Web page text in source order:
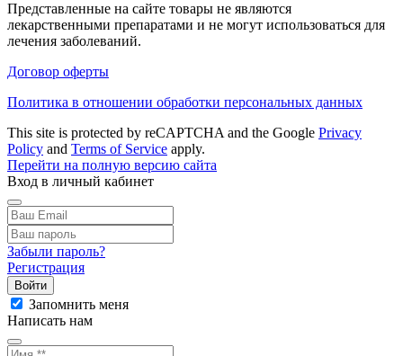
Представленные на сайте товары не являются
лекарственными препаратами и не могут использоваться для
лечения заболеваний.
Договор оферты
Политика в отношении обработки персональных данных
This site is protected by reCAPTCHA and the Google Privacy
Policy and Terms of Service apply.
Перейти на полную версию сайта
Вход в личный кабинет
Забыли пароль?
Регистрация
Войти
Запомнить меня
Написать нам